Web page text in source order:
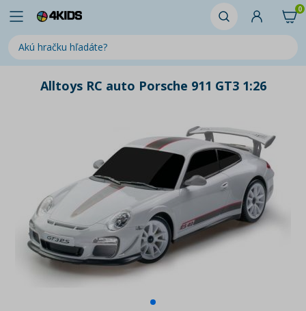
0
Alltoys RC auto Porsche 911 GT3 1:26